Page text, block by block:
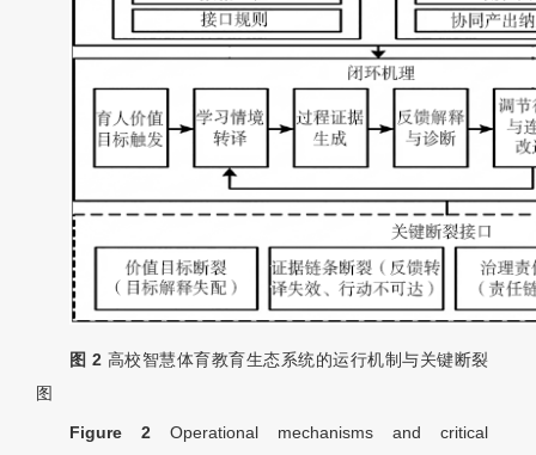
图 2 高校智慧体育教育生态系统的运行机制与关键断裂
图
Figure 2 Operational mechanisms and critical